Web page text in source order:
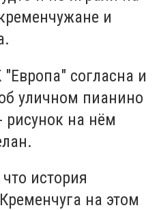
и
согласна и
уличном пианино
рисунок на нём
история
на этом